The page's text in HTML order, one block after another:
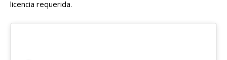
licencia requerida.